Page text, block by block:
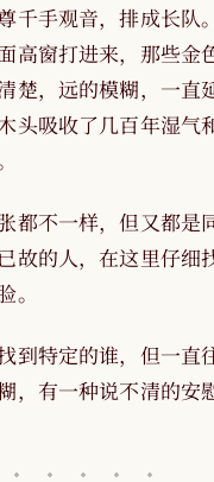
千手观音，排成长队
高窗打进来，那些金
楚，远的模糊，一直
头吸收了几百年湿气
都不一样，但又都是
故的人，在这里仔细
。
到特定的谁，但一直
，有一种说不清的安